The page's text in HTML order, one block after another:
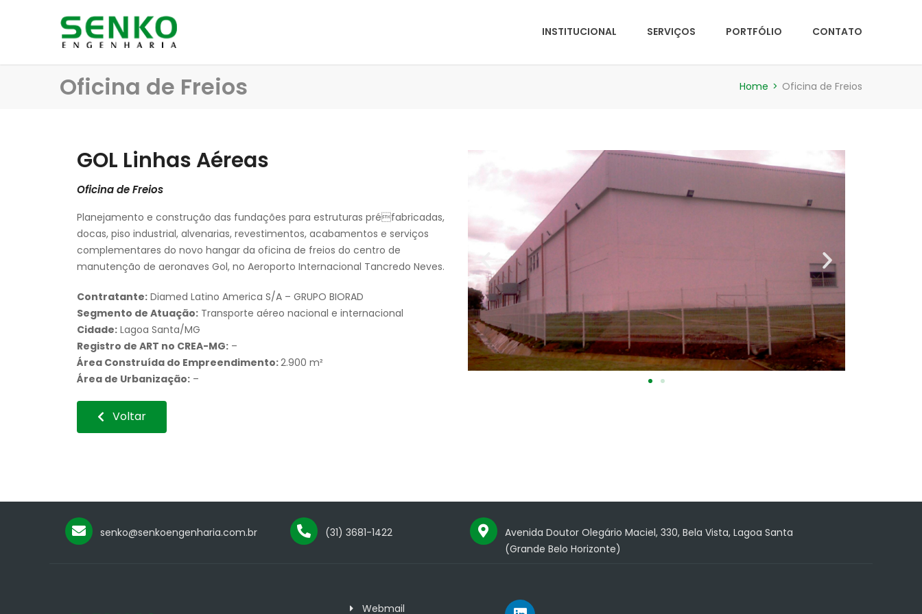
INSTITUCIONAL SERVIÇOS PORTFÓLIO CONTATO
Oficina de Freios Home > Oficina de Freios
GOL Linhas Aéreas
Oficina de Freios
Planejamento e construção das fundações para estruturas préfabricadas,
docas, piso industrial, alvenarias, revestimentos, acabamentos e serviços
complementares do novo hangar da oficina de freios do centro de
manutenção de aeronaves Gol, no Aeroporto Internacional Tancredo Neves.
Contratante: Diamed Latino America S/A – GRUPO BIORAD
Segmento de Atuação: Transporte aéreo nacional e internacional
Cidade: Lagoa Santa/MG
Registro de ART no CREA-MG: –
Área Construída do Empreendimento:2.900 m²
Área de Urbanização: –
Voltar
senko@senkoengenharia.com.br (31) 3681-1422
Avenida Doutor Olegário Maciel, 330, Bela Vista, Lagoa Santa
(Grande Belo Horizonte)
Webmail